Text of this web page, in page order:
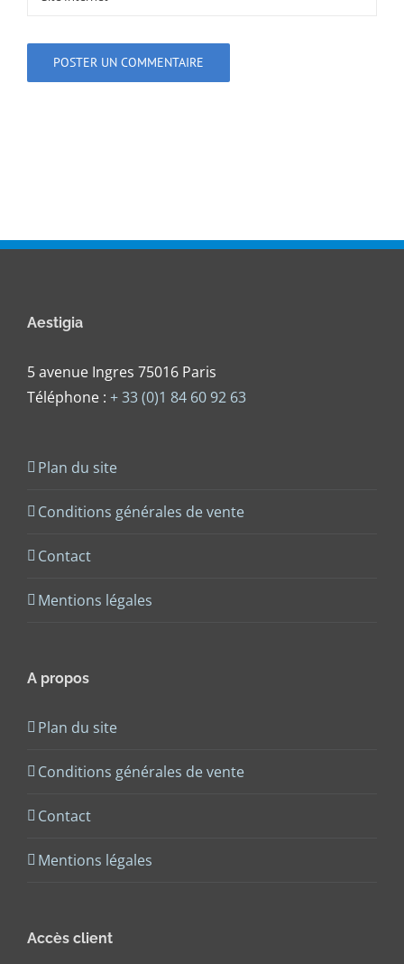
Aestigia
5 avenue Ingres 75016 Paris
Téléphone : + 33 (0)1 84 60 92 63
Plan du site
Conditions générales de vente
Contact
Mentions légales
A propos
Plan du site
Conditions générales de vente
Contact
Mentions légales
Accès client